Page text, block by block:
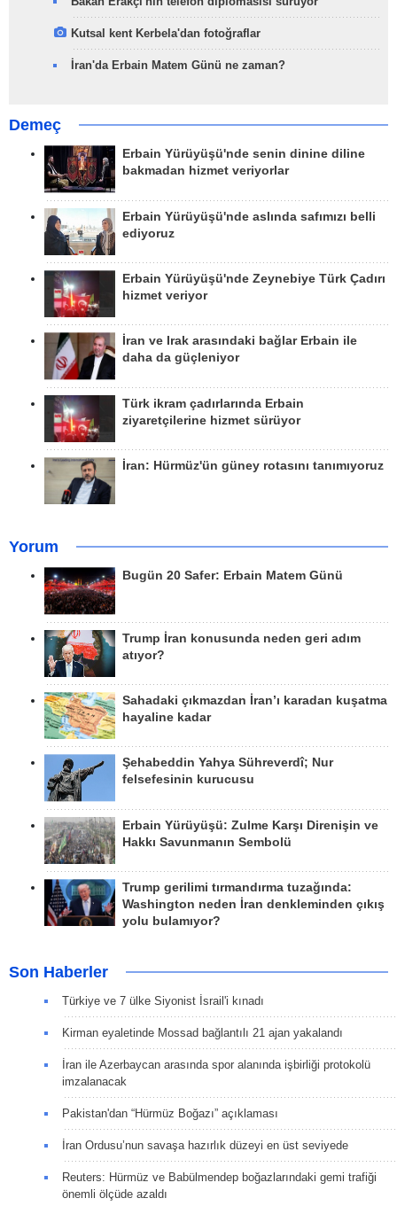
Kutsal kent Kerbela'dan fotoğraflar
İran'da Erbain Matem Günü ne zaman?
Demeç
Erbain Yürüyüşü'nde senin dinine diline
bakmadan hizmet veriyorlar
Erbain Yürüyüşü'nde aslında safımızı belli
ediyoruz
Erbain Yürüyüşü'nde Zeynebiye Türk Çadırı
hizmet veriyor
İran ve Irak arasındaki bağlar Erbain ile
daha da güçleniyor
Türk ikram çadırlarında Erbain
ziyaretçilerine hizmet sürüyor
İran: Hürmüz'ün güney rotasını tanımıyoruz
Yorum
Bugün 20 Safer: Erbain Matem Günü
Trump İran konusunda neden geri adım
atıyor?
Sahadaki çıkmazdan İran’ı karadan kuşatma
hayaline kadar
Şehabeddin Yahya Sühreverdî; Nur
felsefesinin kurucusu
Erbain Yürüyüşü: Zulme Karşı Direnişin ve
Hakkı Savunmanın Sembolü
Trump gerilimi tırmandırma tuzağında:
Washington neden İran denkleminden çıkış
yolu bulamıyor?
Son Haberler
Türkiye ve 7 ülke Siyonist İsrail'i kınadı
Kirman eyaletinde Mossad bağlantılı 21 ajan yakalandı
İran ile Azerbaycan arasında spor alanında işbirliği protokolü
imzalanacak
Pakistan'dan “Hürmüz Boğazı” açıklaması
İran Ordusu’nun savaşa hazırlık düzeyi en üst seviyede
Reuters: Hürmüz ve Babülmendep boğazlarındaki gemi trafiği
önemli ölçüde azaldı